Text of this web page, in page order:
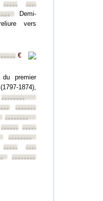
••••••••••••••••
Demi-
vers
€
premier
1874),
••••••••
••••••••
••••••••
••••••••••••••••
••••••••
••••••••••••••••
••••••••